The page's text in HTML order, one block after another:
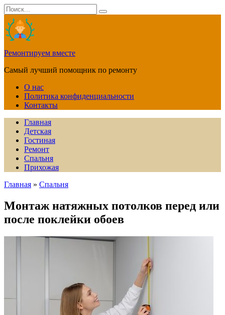
Перейти
к
содержанию
Search
for:
Ремонтируем вместе
Самый лучший помощник по ремонту
О нас
Политика конфиденциальности
Контакты
Главная
Детская
Гостиная
Ремонт
Спальня
Прихожая
Главная » Спальня
Монтаж натяжных потолков перед или
после поклейки обоев